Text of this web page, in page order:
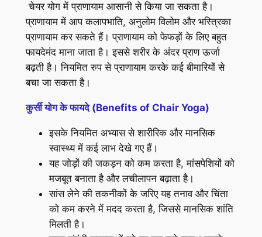
चेयर योग में प्राणायाम आसानी से किया जा सकता है।
प्राणायाम में आप कलापभाति, अनुलोम विलोम और भस्त्रिका
प्राणायाम कर सकते हैं। प्राणायाम को फेफड़ों के लिए बहुत
फायदेमंद माना जाता है। इससे शरीर के अंदर प्राण ऊर्जा
बढ़ती है। नियमित रुप से प्राणायाम करके कई बीमारियों से
बचा जा सकता है।
कुर्सी योग के फायदे (Benefits of Chair Yoga)
इसके नियमित अभ्यास से शारीरिक और मानसिक
स्वास्थ्य में कई लाभ देखे गए हैं।
यह जोड़ों की जकड़न को कम करता है, मांसपेशियों को
मजबूत बनाता है और लचीलापन बढ़ाता है।
सांस लेने की तकनीकों के जरिए यह तनाव और चिंता
को कम करने में मदद करता है, जिससे मानसिक शांति
मिलती है।